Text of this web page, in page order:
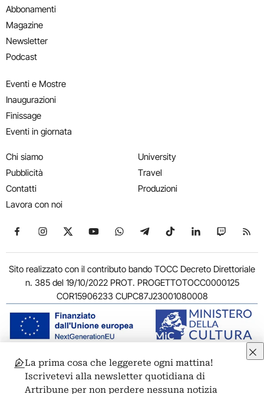
Abbonamenti
Magazine
Newsletter
Podcast
Eventi e Mostre
Inaugurazioni
Finissage
Eventi in giornata
Chi siamo
Pubblicità
Contatti
Lavora con noi
University
Travel
Produzioni
Seguici su Facebook
Seguici su Instagram
Seguici su X
Seguici su YouTube
Seguici su WhatsApp
Seguici su Telegram
Seguici su TikTok
Seguici su
Seguici
Sito realizzato con il contributo bando TOCC Decreto Direttoriale
n. 385 del 19/10/2022 PROT. PROGETTOTOCC0000125
COR15906233 CUPC87J23001080008
© 2011-2026 ARTRIBUNE srl – Corso Vittorio Emanuele II, 287 –
00186 Roma - P.I. 11381581005
La prima cosa che leggerete ogni mattina!
Iscrivetevi alla newsletter quotidiana di
Artribune per non perdere nessuna notizia